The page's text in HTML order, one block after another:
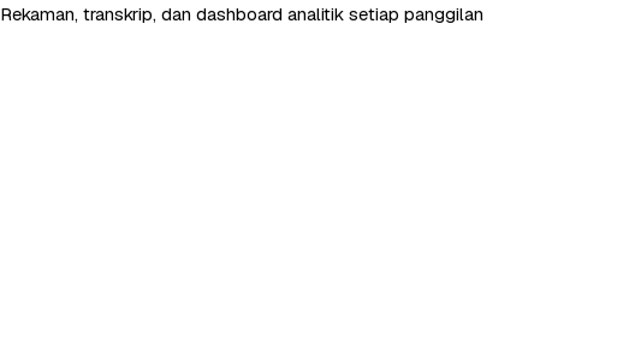
Rekaman, transkrip, dan dashboard analitik setiap panggilan